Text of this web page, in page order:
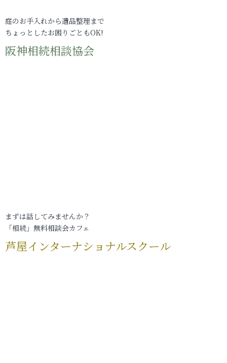
庭のお手入れから遺品整理まで
ちょっとしたお困りごともOK!
阪神相続相談協会
まずは話してみませんか？
「相続」無料相談会カフェ
芦屋インターナショナルスクール